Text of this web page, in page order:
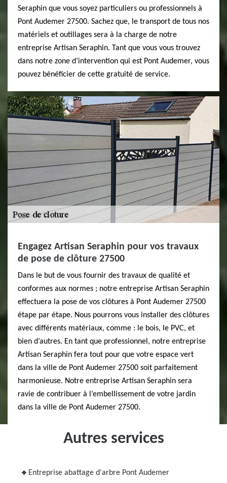
Seraphin que vous soyez particuliers ou professionnels à
Pont Audemer 27500. Sachez que, le transport de tous nos
matériels et outillages sera à la charge de notre
entreprise Artisan Seraphin. Tant que vous vous trouvez
dans notre zone d’intervention qui est Pont Audemer, vous
pouvez bénéficier de cette gratuité de service.
Engagez Artisan Seraphin pour vos travaux
de pose de clôture 27500
Dans le but de vous fournir des travaux de qualité et
conformes aux normes ; notre entreprise Artisan Seraphin
effectuera la pose de vos clôtures à Pont Audemer 27500
étape par étape. Nous pourrons vous installer des clôtures
avec différents matériaux, comme : le bois, le PVC, et
bien d’autres. En tant que professionnel, notre entreprise
Artisan Seraphin fera tout pour que votre espace vert
dans la ville de Pont Audemer 27500 soit parfaitement
harmonieuse. Notre entreprise Artisan Seraphin sera
ravie de contribuer à l’embellissement de votre jardin
dans la ville de Pont Audemer 27500.
Autres services
Entreprise abattage d'arbre Pont Audemer